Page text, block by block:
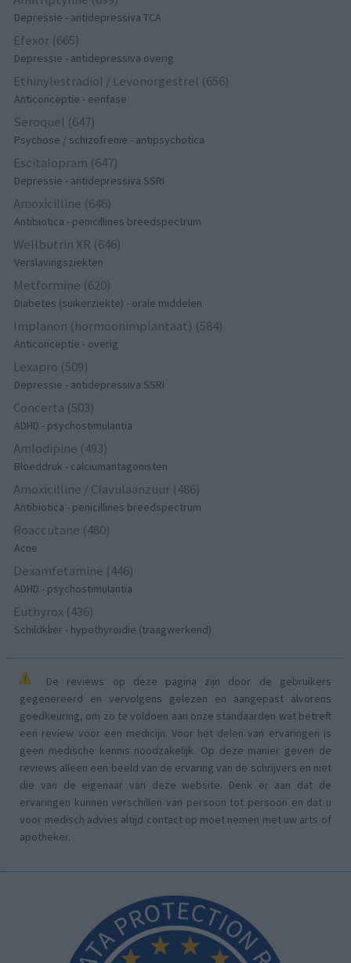
Depressie - antidepressiva TCA
Efexor (665)
Depressie - antidepressiva overig
Ethinylestradiol / Levonorgestrel (656)
Anticonceptie - eenfase
Seroquel (647)
Psychose / schizofrenie - antipsychotica
Escitalopram (647)
Depressie - antidepressiva SSRI
Amoxicilline (646)
Antibiotica - penicillines breedspectrum
Wellbutrin XR (646)
Verslavingsziekten
Metformine (620)
Diabetes (suikerziekte) - orale middelen
Implanon (hormoonimplantaat) (584)
Anticonceptie - overig
Lexapro (509)
Depressie - antidepressiva SSRI
Concerta (503)
ADHD - psychostimulantia
Amlodipine (493)
Bloeddruk - calciumantagonisten
Amoxicilline / Clavulaanzuur (486)
Antibiotica - penicillines breedspectrum
Roaccutane (480)
Acne
Dexamfetamine (446)
ADHD - psychostimulantia
Euthyrox (436)
Schildklier - hypothyroidie (traagwerkend)
De reviews op deze pagina zijn door de gebruikers
gegenereerd en vervolgens gelezen en aangepast alvorens
goedkeuring, om zo te voldoen aan onze standaarden wat betreft
een review voor een medicijn. Voor het delen van ervaringen is
geen medische kennis noodzakelijk. Op deze manier geven de
reviews alleen een beeld van de ervaring van de schrijvers en niet
die van de eigenaar van deze website. Denk er aan dat de
ervaringen kunnen verschillen van persoon tot persoon en dat u
voor medisch advies altijd contact op moet nemen met uw arts of
apotheker.